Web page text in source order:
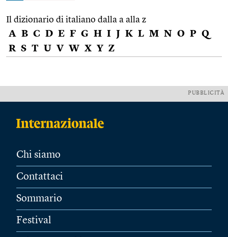
Il dizionario di italiano dalla a alla z
A B C D E F G H I J K L M N O P Q
R S T U V W X Y Z
PUBBLICITÀ
Chi siamo
Contattaci
Sommario
Festival